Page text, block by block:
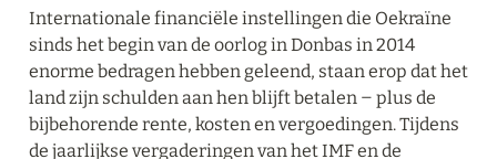
Internationale financiële instellingen die Oekraïne
sinds het begin van de oorlog in Donbas in 2014
enorme bedragen hebben geleend, staan erop dat het
land zijn schulden aan hen blijft betalen ‒ plus de
bijbehorende rente, kosten en vergoedingen. Tijdens
de jaarlijkse vergaderingen van het IMF en de